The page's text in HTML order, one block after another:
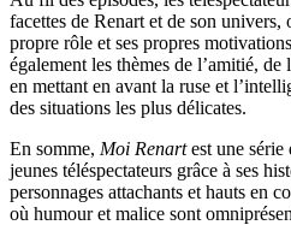
facettes de Renart et de son univers,
propre rôle et ses propres
également les thèmes de l’amitié,
en mettant en avant la ruse et
des situations les plus délicates.
En somme, Moi Renartest une série
jeunes téléspectateurs grâce à ses
personnages attachants et hauts en
où humour et malice sont